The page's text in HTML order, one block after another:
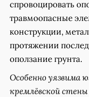
спровоцировать
травмоопасные
конструкции,
протяжении
оползание грунта.
Особенно уязвима
кремлёвской